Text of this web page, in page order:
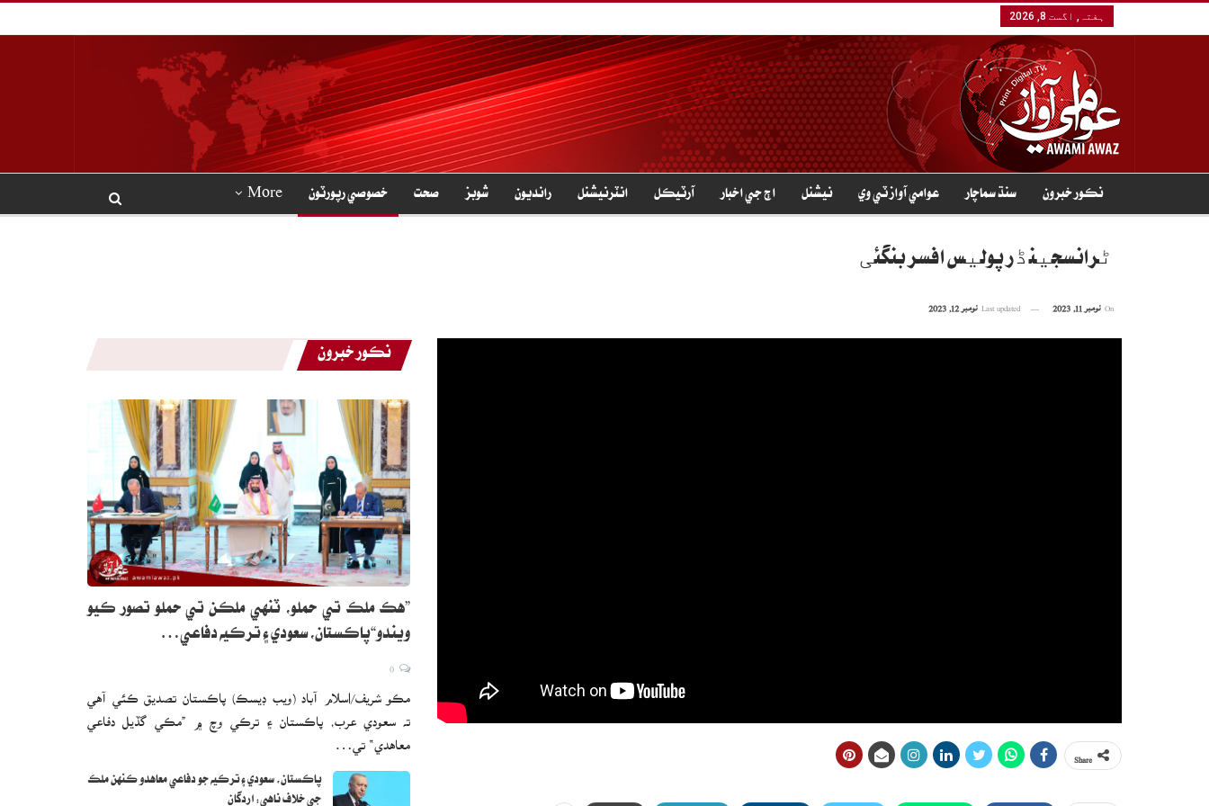
ہفتہ, اگست 8, 2026
نڪور خبرون سنڌ سماچار عوامي آواز ٽي وي نيشنل اڄ جي اخبار آرٽيڪل انٽرنيشنل رانديون شوبز صحت خصوصي رپورٽون More
ٹرانسجینڈر پولیس افسر بنگئی
نڪور خبرون
”هڪ ملڪ تي حملو، ٽنهي ملڪن تي حملو تصور ڪيو
ويندو“پاڪستان، سعودي ۽ ترڪيه دفاعي…
مڪو شريف/اسلام آباد (ويب ڊيسڪ) پاڪستان تصديق ڪئي آهي
ته سعودي عرب، پاڪستان ۽ ترڪي وچ ۾ ”مڪي گڏيل دفاعي
معاهدي“ تي…
پاڪستان، سعودي ۽ ترڪيه جو دفاعي معاهدو ڪنهن ملڪ
جي خلاف ناهي: اردگان